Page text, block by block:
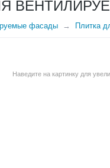
фасады Плитка
Наведите на картинку для